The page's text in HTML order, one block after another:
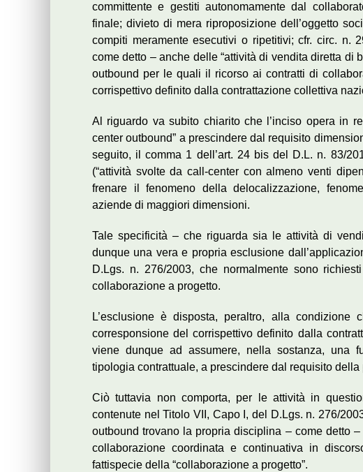
committente e gestiti autonomamente dal
finale; divieto di mera riproposizione dell’oggetto
compiti meramente esecutivi o ripetitivi; cfr. circ. n.
come detto – anche delle “attività di vendita diretta di
outbound per le quali il ricorso ai contratti di
corrispettivo definito dalla contrattazione collettiva
Al riguardo va subito chiarito che l’inciso opera in
center outbound” a prescindere dal requisito
seguito, il comma 1 dell’art. 24 bis del D.L. n. 83/
(“attività svolte da call-center con almeno venti
frenare il fenomeno della delocalizzazione,
aziende di maggiori dimensioni.
Tale specificità – che riguarda sia le attività di
dunque una vera e propria esclusione
D.Lgs. n. 276/2003, che normalmente sono
collaborazione a progetto.
L’esclusione è disposta, peraltro, alla
corresponsione del corrispettivo definito dalla
viene dunque ad assumere, nella sostanza, una
tipologia contrattuale, a prescindere dal requisito
Ciò tuttavia non comporta, per le attività in
contenute nel Titolo VII, Capo I, del D.Lgs. n. 276/
outbound trovano la propria disciplina – come detto
collaborazione coordinata e continuativa in
fattispecie della “collaborazione a progetto”.